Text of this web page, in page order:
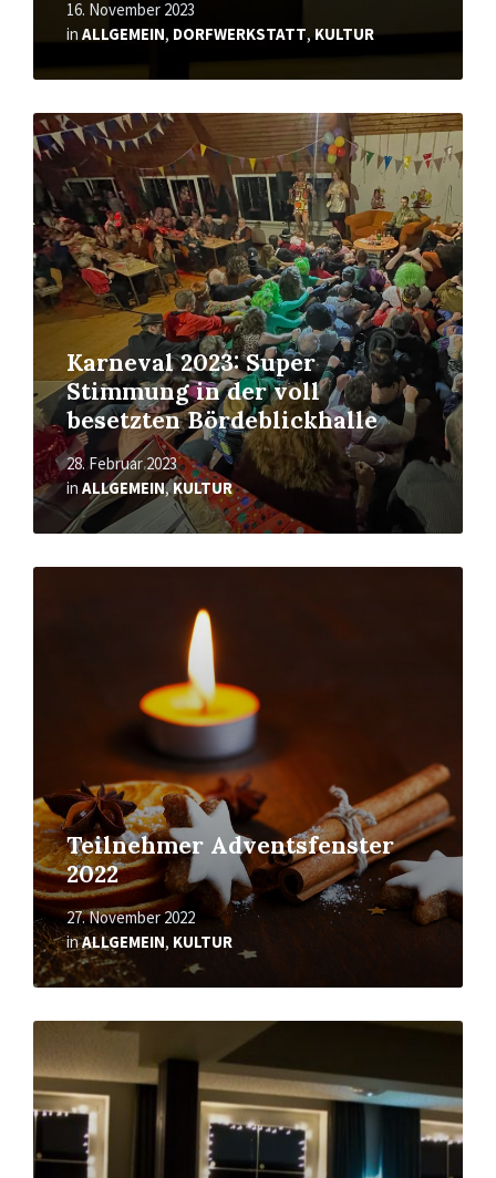
16. November 2023
in ALLGEMEIN, DORFWERKSTATT, KULTUR
Karneval 2023: Super
Stimmung in der voll
besetzten Bördeblickhalle
28. Februar 2023
in ALLGEMEIN,KULTUR
Mehr
erfahren
Teilnehmer Adventsfenster
2022
27. November 2022
inALLGEMEIN, KULTUR
Mehr
Mehr